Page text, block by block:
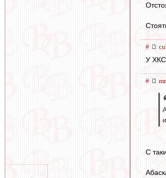
#
У
#
С